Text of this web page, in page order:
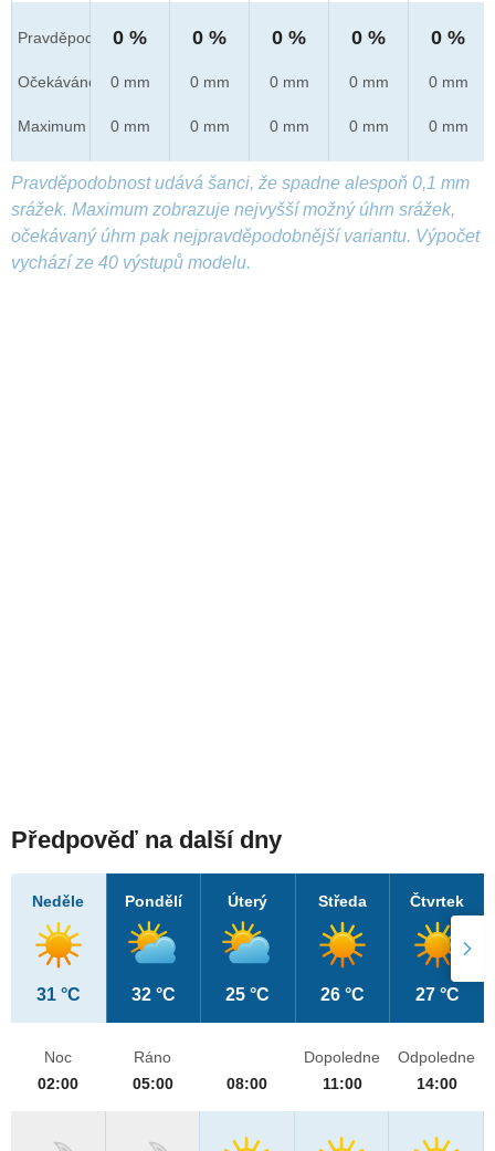
Pravděpod.
Očekáváno
Maximum
0 %
0 mm
0 mm
0 %
0 mm
0 mm
0 %
0 mm
0 mm
0 %
0 mm
0 mm
0 %
0 mm
0 mm
Pravděpodobnost udává šanci, že spadne alespoň 0,1 mm
srážek. Maximum zobrazuje nejvyšší možný úhrn srážek,
očekávaný úhrn pak nejpravděpodobnější variantu. Výpočet
vychází ze 40 výstupů modelu.
Předpověď na další dny
Neděle
31 °C
Pondělí
32 °C
Úterý
25 °C
Středa
26 °C
Čtvrtek
27 °C
Noc
02:00
Ráno
05:00
08:00
Dopoledne
11:00
Odpoledne
14:00